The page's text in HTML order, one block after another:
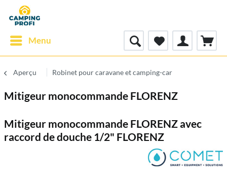
Menu
Aperçu Robinet pour caravane et camping-car
Mitigeur monocommande FLORENZ
Mitigeur monocommande FLORENZ avec
raccord de douche 1/2" FLORENZ